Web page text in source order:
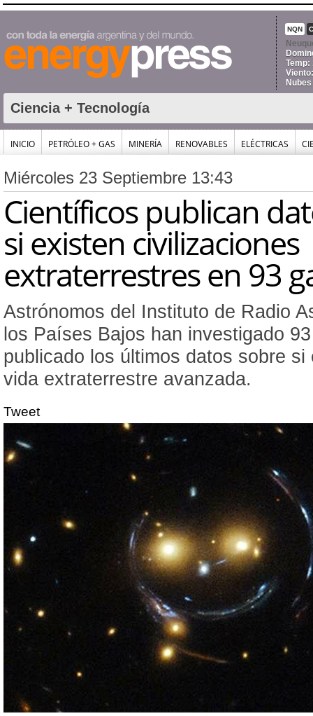
NQN
Temp:
Ciencia + Tecnología
INICIO PETRÓLEO + GAS MINERÍA RENOVABLES ELÉCTRICAS
Miércoles 23 Septiembre 13:43
Científicos publican
si existen civilizaciones
extraterrestres en 93
Astrónomos del Instituto de Radio
los Países Bajos han investigado
publicado los últimos datos sobre si
vida extraterrestre avanzada.
Tweet